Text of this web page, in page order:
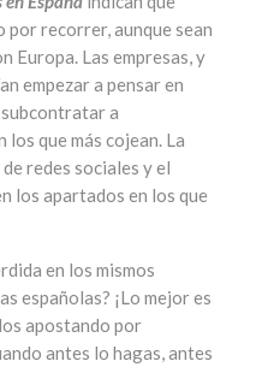
por recorrer, aunque sean
Europa. Las empresas, y
empezar a pensar en
a
que más cojean. La
redes sociales y el
los apartados en los que
en los mismos
españolas? ¡Lo mejor es
apostando por
antes lo hagas, antes